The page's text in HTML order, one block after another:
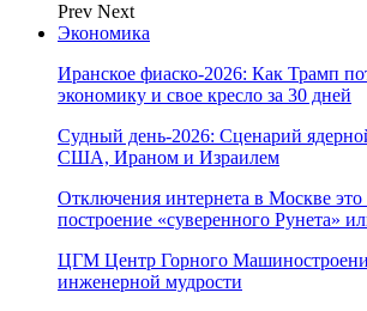
Prev Next
Экономика
Иранское фиаско-2026: Как Трамп
экономику и свое кресло за 30 дней
Судный день-2026: Сценарий
США, Ираном и Израилем
Отключения интернета в Москве это
построение «суверенного Рунета»
ЦГМ Центр Горного
инженерной мудрости